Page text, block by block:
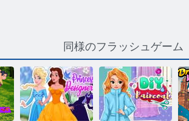
同様のフラッシュゲーム